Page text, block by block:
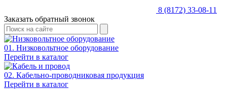
8 (8172) 33-08-11
Заказать обратный звонок
01. Низковольтное оборудование
Перейти в каталог
02. Кабельно-проводниковая продукция
Перейти в каталог